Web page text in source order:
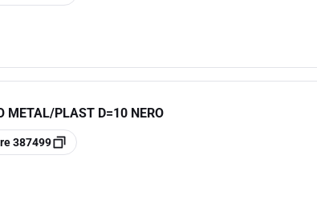
METAL/PLAST D=10 NERO
387499